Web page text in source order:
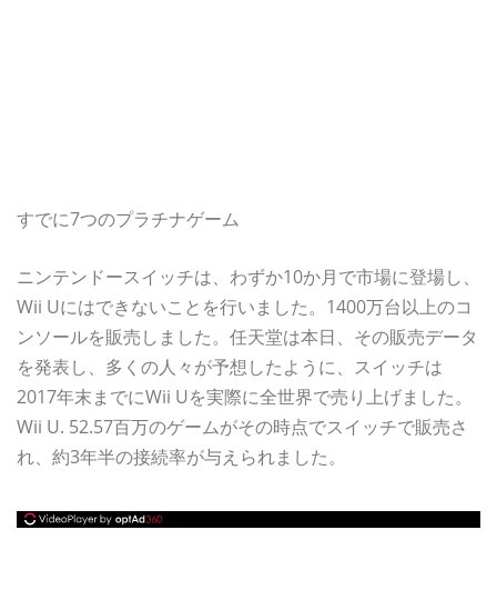
すでに7つのプラチナゲーム
ニンテンドースイッチは、わずか10か月で市場に登場し、
Wii Uにはできないことを行いました。1400万台以上のコ
ンソールを販売しました。任天堂は本日、その販売データ
を発表し、多くの人々が予想したように、スイッチは
2017年末までにWii Uを実際に全世界で売り上げました。
Wii U. 52.57百万のゲームがその時点でスイッチで販売さ
れ、約3年半の接続率が与えられました。